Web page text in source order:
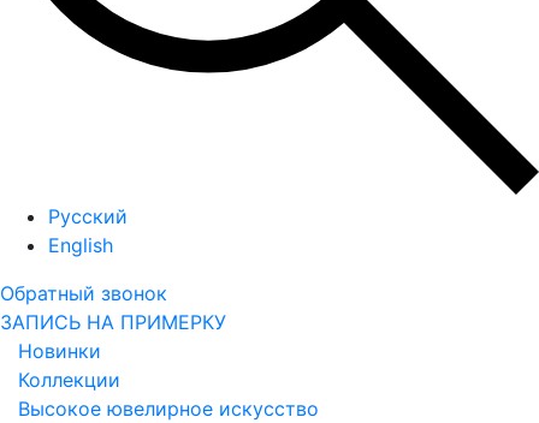
Русский
English
Обратный звонок
ЗАПИСЬ НА ПРИМЕРКУ
Новинки
Коллекции
Высокое ювелирное искусство